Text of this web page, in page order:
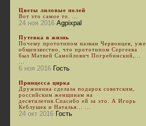
Цветы лиловые полей
Вот это самое то. ...
24 ноя 2016 Agpixpal
Путевка в жизнь
Почему прототипом назван Червонцев, уже
общеизвестно, что прототипом Сергеева
был Матвей Самойлович Погребинский,...
6 ноя 2016 Гость
Принцесса цирка
Дружинина сделала подарок советским,
российским женщинам на
десятилетия.Спасибо ей за это. А Игорь
Кеблушек и Наталья... ...
24 окт 2016 Гость